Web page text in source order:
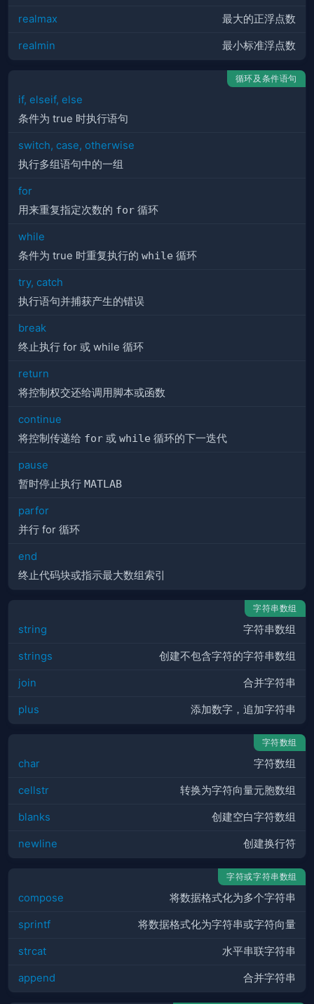
realmax 最大的正浮点数
realmin 最小标准浮点数
循环及条件语句
if, elseif, else
条件为 true 时执行语句
switch, case, otherwise
执行多组语句中的一组
for
用来重复指定次数的 for 循环
while
条件为 true 时重复执行的 while 循环
try, catch
执行语句并捕获产生的错误
break
终止执行 for 或 while 循环
return
将控制权交还给调用脚本或函数
continue
将控制传递给 for 或 while 循环的下一迭代
pause
暂时停止执行 MATLAB
parfor
并行 for 循环
end
终止代码块或指示最大数组索引
字符串数组
string 字符串数组
strings 创建不包含字符的字符串数组
join 合并字符串
plus 添加数字，追加字符串
字符数组
char 字符数组
cellstr 转换为字符向量元胞数组
blanks 创建空白字符数组
newline 创建换行符
字符或字符串数组
compose 将数据格式化为多个字符串
sprintf 将数据格式化为字符串或字符向量
strcat 水平串联字符串
append 合并字符串